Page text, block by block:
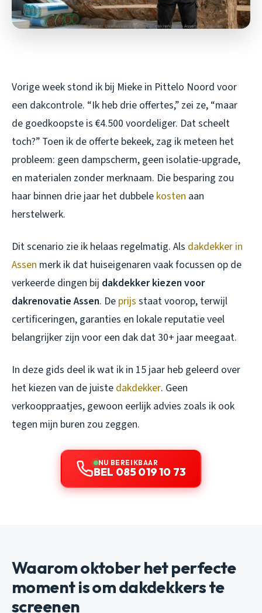
Vorige week stond ik bij Mieke in Pittelo Noord voor
een dakcontrole. “Ik heb drie offertes,” zei ze, “maar
de goedkoopste is €4.500 voordeliger. Dat scheelt
toch?” Toen ik de offerte bekeek, zag ik meteen het
probleem: geen dampscherm, geen isolatie-upgrade,
en materialen zonder merknaam. Die besparing zou
haar binnen drie jaar het dubbele kosten aan
herstelwerk.
Dit scenario zie ik helaas regelmatig. Als dakdekker in
Assen merk ik dat huiseigenaren vaak focussen op de
verkeerde dingen bij dakdekker kiezen voor
dakrenovatie Assen. De prijs staat voorop, terwijl
certificeringen, garanties en lokale reputatie veel
belangrijker zijn voor een dak dat 30+ jaar meegaat.
In deze gids deel ik wat ik in 15 jaar heb geleerd over
het kiezen van de juiste dakdekker. Geen
verkooppraatjes, gewoon eerlijk advies zoals ik ook
tegen mijn buren zou zeggen.
NU BEREIKBAAR
BEL 085 019 10 73
Waarom oktober het perfecte
moment is om dakdekkers te
screenen